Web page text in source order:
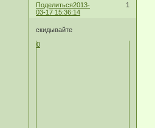
Поделиться 1
2013-
03-17 15:36:14
скидывайте
0